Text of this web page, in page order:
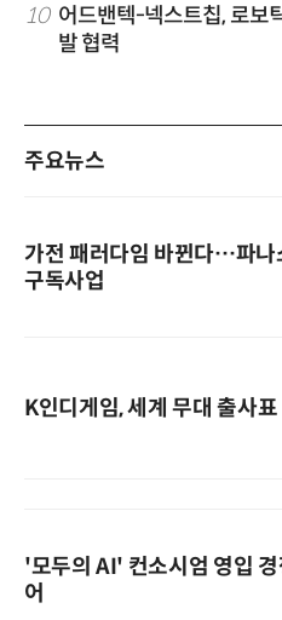
10 어드밴텍-넥스트칩, 로보
발 협력
주요뉴스
가전 패러다임 바뀐다…파나
구독사업
K인디게임, 세계 무대 출사표
'모두의 AI' 컨소시엄 영입 경
어